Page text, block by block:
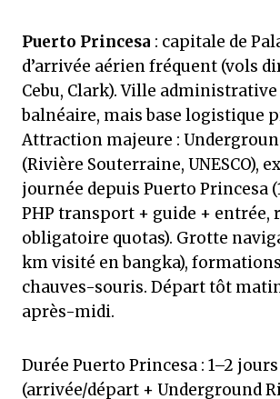
Puerto Princesa : capitale de
d’arrivée aérien fréquent (vols
Cebu, Clark). Ville
balnéaire, mais base logistique
Attraction majeure :
(Rivière Souterraine, UNESCO),
journée depuis Puerto Princesa
PHP transport + guide + entrée,
obligatoire quotas). Grotte
km visité en bangka),
chauves-souris. Départ tôt
après-midi.
Durée Puerto Princesa : 1–2
(arrivée/départ + Underground